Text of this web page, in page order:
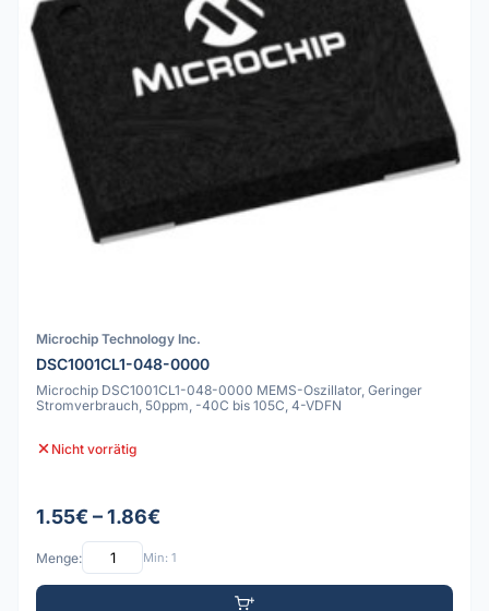
Microchip Technology Inc.
DSC1001CL1-048-0000
Microchip DSC1001CL1-048-0000 MEMS-Oszillator, Geringer
Stromverbrauch, 50ppm, -40C bis 105C, 4-VDFN
Nicht vorrätig
1.55€ – 1.86€
Menge: Min: 1